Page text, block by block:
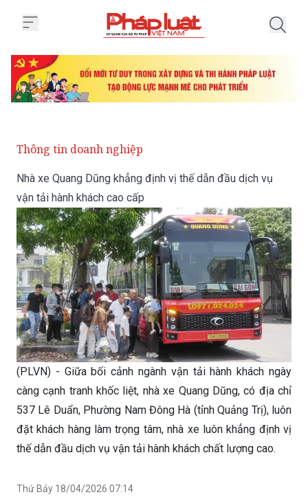
Thông tin doanh nghiệp
Nhà xe Quang Dũng khẳng định vị thế dẫn đầu dịch vụ
vận tải hành khách cao cấp
(PLVN) - Giữa bối cảnh ngành vận tải hành khách ngày
càng cạnh tranh khốc liệt, nhà xe Quang Dũng, có địa chỉ
537 Lê Duẩn, Phường Nam Đông Hà (tỉnh Quảng Trị), luôn
đặt khách hàng làm trọng tâm, nhà xe luôn khẳng định vị
thế dẫn đầu dịch vụ vận tải hành khách chất lượng cao.
Thứ Bảy 18/04/2026 07:14